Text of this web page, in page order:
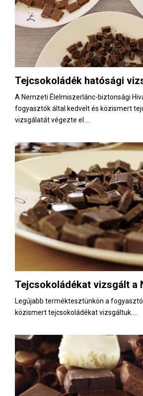
Tejcsokoládék hatósági
A Nemzeti Élelmiszerlánc-biztonsági
fogyasztók által kedvelt és közismert
vizsgálatát végezte el....
Tejcsokoládékat vizsgált a
Legújabb terméktesztünkön a
közismert tejcsokoládékat vizsgáltuk....